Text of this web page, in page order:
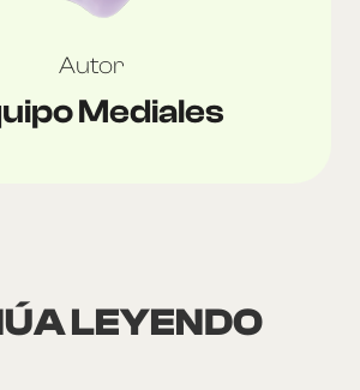
Autor
Mediales
LEYENDO